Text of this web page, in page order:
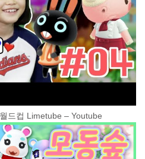
드컵 Limetube – Youtube